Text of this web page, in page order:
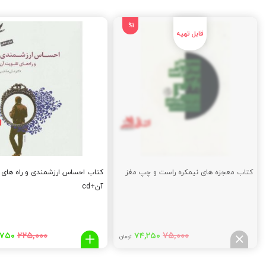
کتاب معجزه های نیمکره راست و چپ مغز
۷۵,۰۰۰ قیمت
۷۴,۲۵۰ تومانقیمت
کتاب احساس ارزشمندی و راه
آن+cd
۲۲۵,۰۰۰